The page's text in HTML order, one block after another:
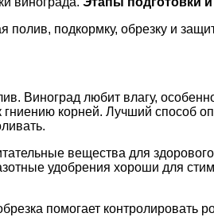
подкормку, обрезку и
Виноград любит влагу,
корней. Лучший способ
вещества для
удобрения хороши для
помогает контролировать